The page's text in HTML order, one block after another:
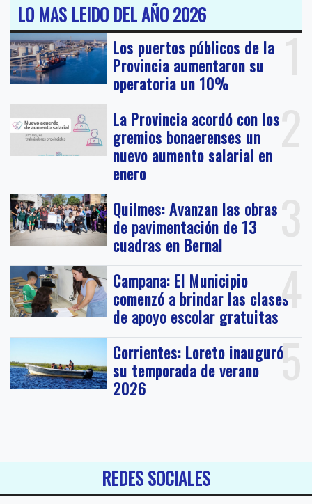
LO MAS LEIDO DEL AÑO 2026
1
Los puertos públicos de la
Provincia aumentaron su
operatoria un 10%
2
La Provincia acordó con los
gremios bonaerenses un
nuevo aumento salarial en
enero
3
Quilmes: Avanzan las obras
de pavimentación de 13
cuadras en Bernal
4
Campana: El Municipio
comenzó a brindar las clases
de apoyo escolar gratuitas
5
Corrientes: Loreto inauguró
su temporada de verano
2026
REDES SOCIALES